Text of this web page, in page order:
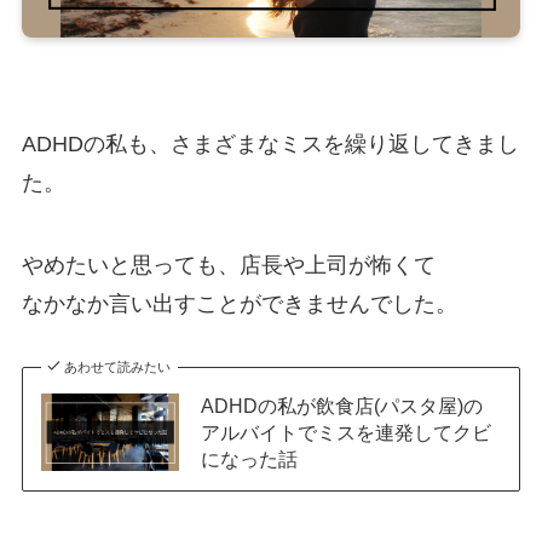
ADHDの私も、さまざまなミスを繰り返してきまし
た。
やめたいと思っても、店長や上司が怖くて
なかなか言い出すことができませんでした。
あわせて読みたい
ADHDの私が飲食店(パスタ屋)の
アルバイトでミスを連発してクビ
になった話